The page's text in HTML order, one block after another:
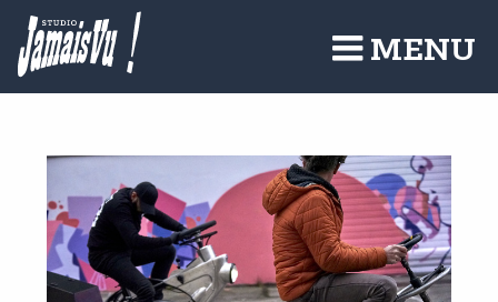
Aller
contenu
principal
MENU